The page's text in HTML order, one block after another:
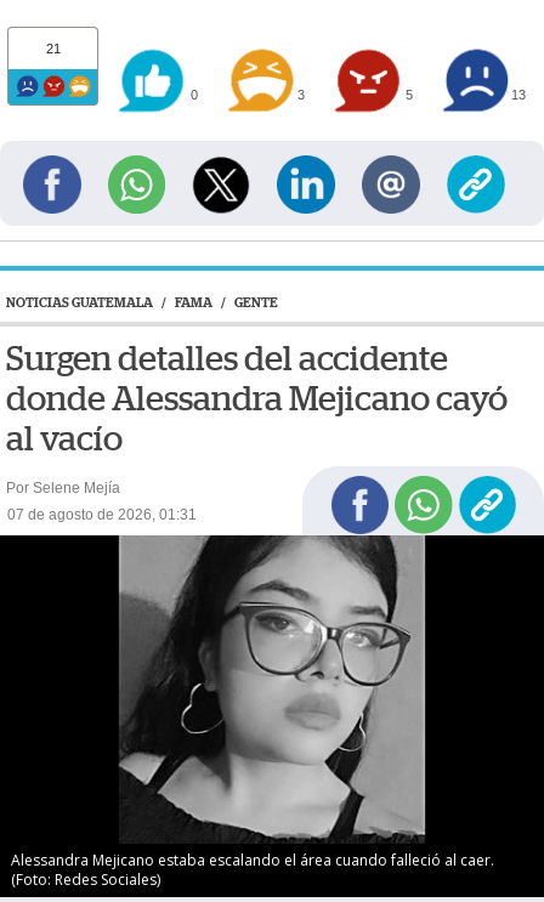
21
0 3 5 13
NOTICIAS GUATEMALA / FAMA / GENTE
Surgen detalles del accidente
donde Alessandra Mejicano cayó
al vacío
Por Selene Mejía
07 de agosto de 2026, 01:31
Alessandra Mejicano estaba escalando el área cuando falleció al caer.
(Foto: Redes Sociales)